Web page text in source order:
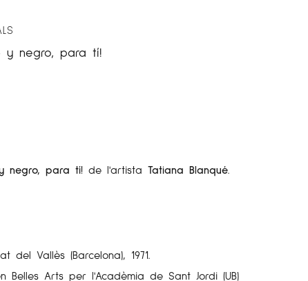
y negro, para tí!
negro, para tí! de l'artistaTatiana Blanqué.
del Vallès (Barcelona), 1971.
Belles Arts per l'Acadèmia de Sant Jordi (UB)